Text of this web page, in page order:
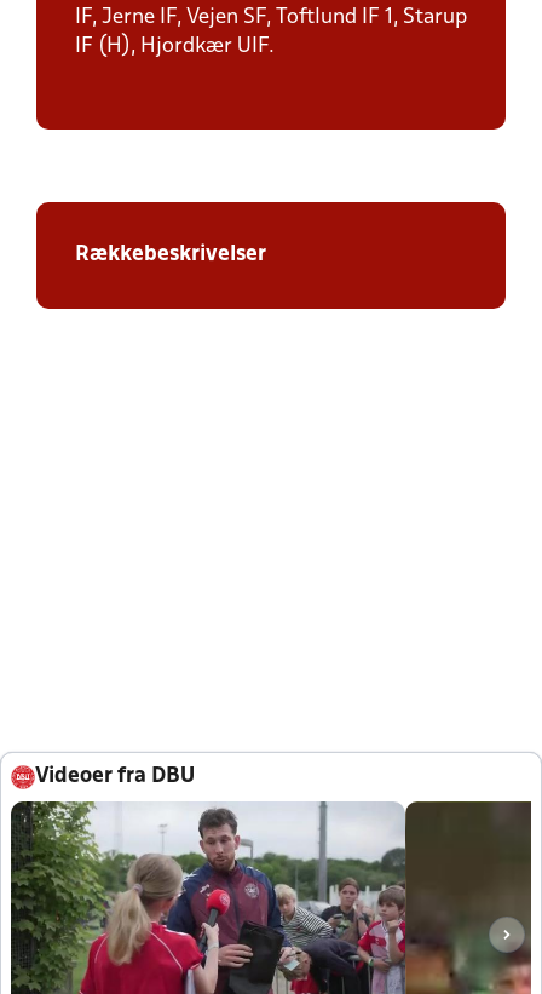
IF, Jerne IF, Vejen SF, Toftlund IF 1, Starup
IF (H), Hjordkær UIF.
Rækkebeskrivelser
Videoer fra DBU